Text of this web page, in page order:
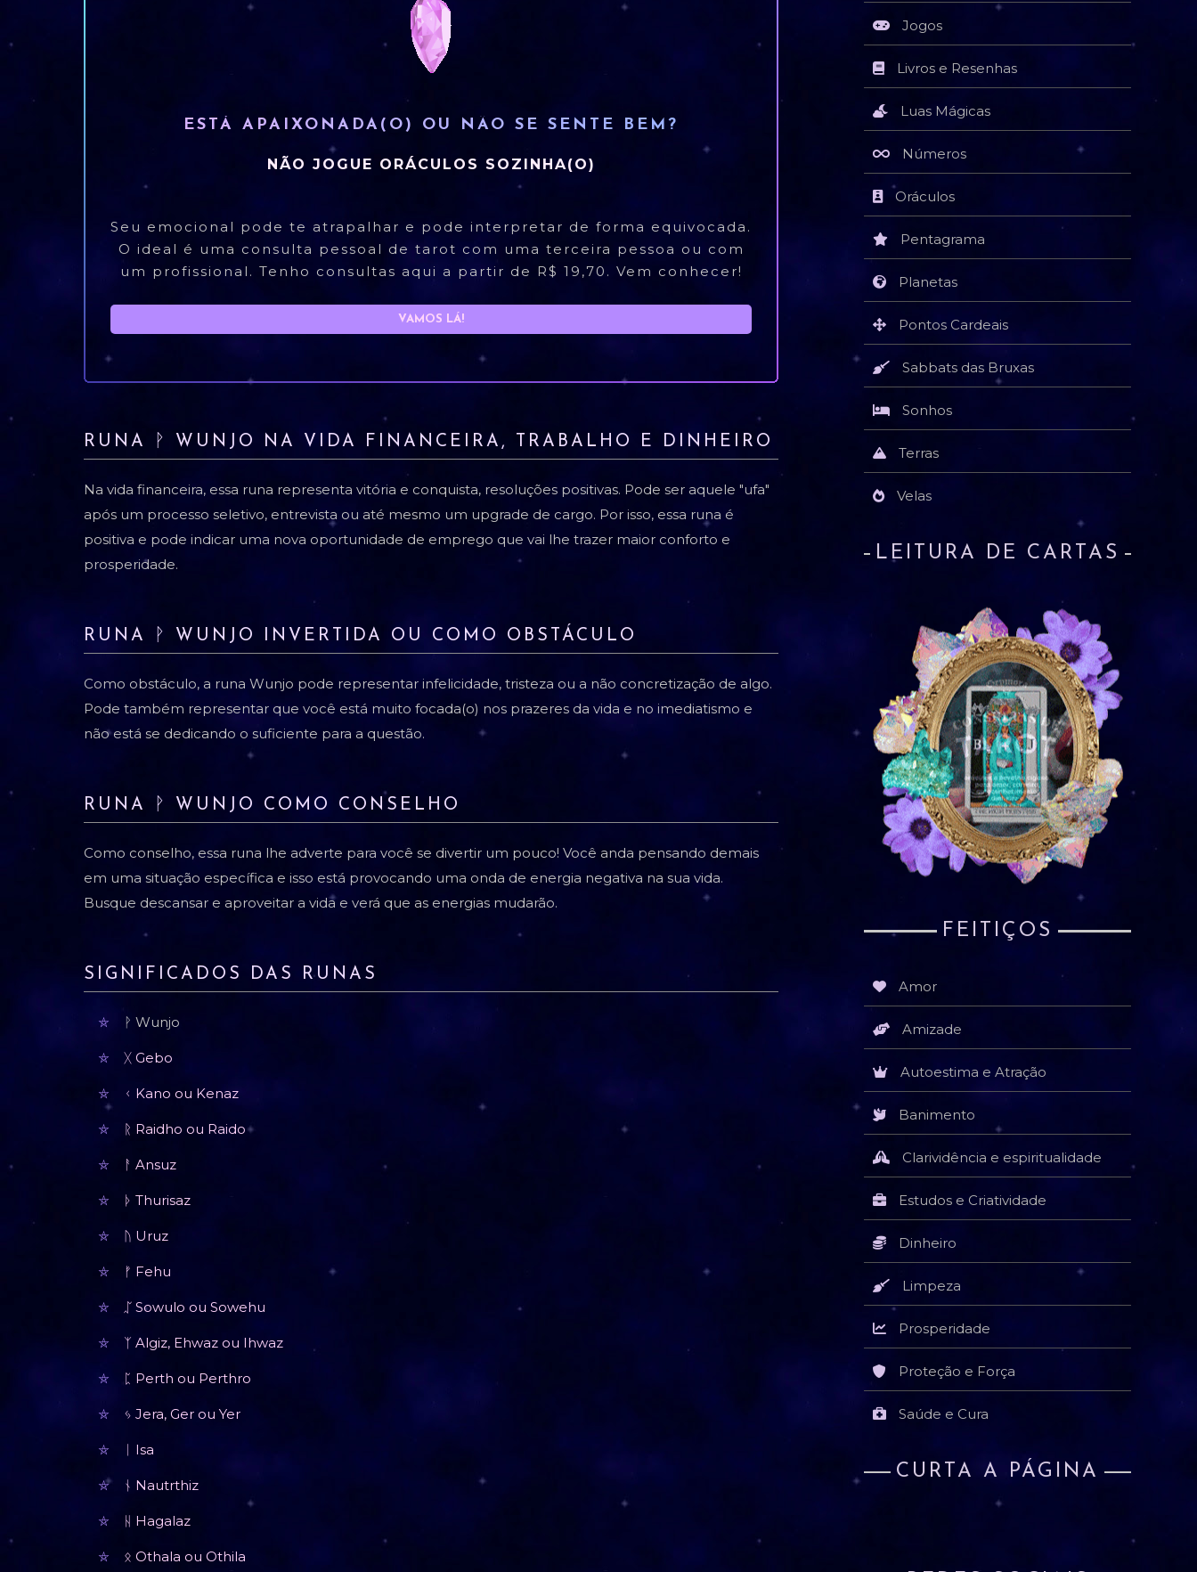
ESTÁ APAIXONADA(O) OU NÃO SE SENTE BEM?
NÃO JOGUE ORÁCULOS SOZINHA(O)
Seu emocional pode te atrapalhar e pode interpretar de forma equivocada.
O ideal é uma consulta pessoal de tarot com uma terceira pessoa ou com
um profissional. Tenho consultas aqui a partir de R$ 19,70. Vem conhecer!
VAMOS LÁ!
RUNA ᚹ WUNJO NA VIDA FINANCEIRA, TRABALHO E DINHEIRO
Na vida financeira, essa runa representa vitória e conquista, resoluções positivas. Pode ser aquele "ufa"
após um processo seletivo, entrevista ou até mesmo um upgrade de cargo. Por isso, essa runa é
positiva e pode indicar uma nova oportunidade de emprego que vai lhe trazer maior conforto e
prosperidade.
RUNA ᚹ WUNJO INVERTIDA OU COMO OBSTÁCULO
Como obstáculo, a runa Wunjo pode representar infelicidade, tristeza ou a não concretização de algo.
Pode também representar que você está muito focada(o) nos prazeres da vida e no imediatismo e
não está se dedicando o suficiente para a questão.
RUNA ᚹ WUNJO COMO CONSELHO
Como conselho, essa runa lhe adverte para você se divertir um pouco! Você anda pensando demais
em uma situação específica e isso está provocando uma onda de energia negativa na sua vida.
Busque descansar e aproveitar a vida e verá que as energias mudarão.
SIGNIFICADOS DAS RUNAS
ᚹ Wunjo
ᚷ Gebo
ᚲ Kano ou Kenaz
ᚱ Raidho ou Raido
ᚨ Ansuz
ᚦ Thurisaz
ᚢ Uruz
ᚠ Fehu
ᛢ Sowulo ou Sowehu
ᛉ Algiz, Ehwaz ou Ihwaz
ᛈ Perth ou Perthro
ᛃ Jera, Ger ou Yer
ᛁ Isa
ᚾ Nautrthiz
ᚺ Hagalaz
ᛟ Othala ou Othila
Jogos
Livros e Resenhas
Luas Mágicas
Números
Oráculos
Pentagrama
Planetas
Pontos Cardeais
Sabbats das Bruxas
Sonhos
Terras
Velas
LEITURA DE CARTAS
FEITIÇOS
Amor
Amizade
Autoestima e Atração
Banimento
Clarividência e espiritualidade
Estudos e Criatividade
Dinheiro
Limpeza
Prosperidade
Proteção e Força
Saúde e Cura
CURTA A PÁGINA